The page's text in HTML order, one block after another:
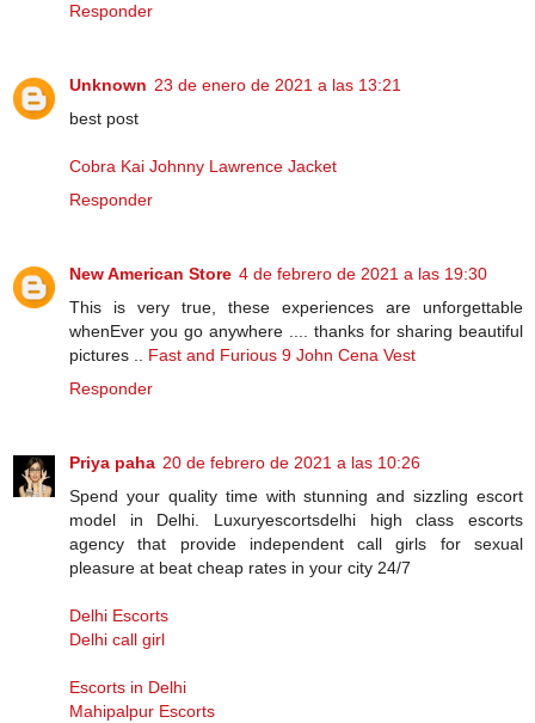
Responder
Unknown 23 de enero de 2021 a las 13:21
best post
Cobra Kai Johnny Lawrence Jacket
Responder
New American Store 4 de febrero de 2021 a las 19:30
This is very true, these experiences are unforgettable
whenEver you go anywhere .... thanks for sharing beautiful
pictures .. Fast and Furious 9 John Cena Vest
Responder
Priya paha 20 de febrero de 2021 a las 10:26
Spend your quality time with stunning and sizzling escort
model in Delhi. Luxuryescortsdelhi high class escorts
agency that provide independent call girls for sexual
pleasure at beat cheap rates in your city 24/7
Delhi Escorts
Delhi call girl
Escorts in Delhi
Mahipalpur Escorts